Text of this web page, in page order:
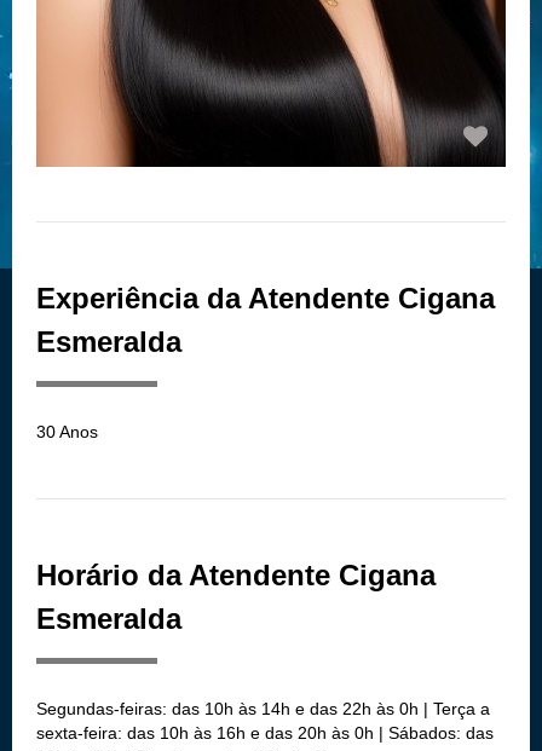
Experiência da Atendente Cigana
Esmeralda
30 Anos
Horário da Atendente Cigana
Esmeralda
Segundas-feiras: das 10h às 14h e das 22h às 0h | Terça a
sexta-feira: das 10h às 16h e das 20h às 0h | Sábados: das